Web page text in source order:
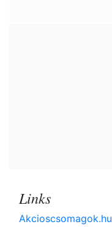
Links
Akcioscsomagok.hu